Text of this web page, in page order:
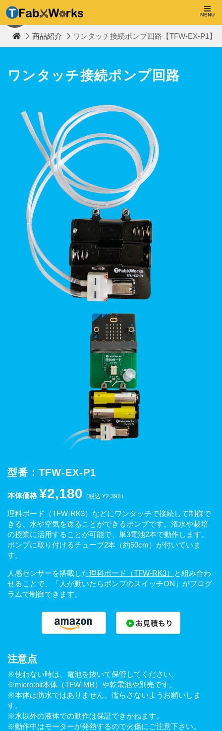
TOP
a
W
o
s
MENU
商品紹介 ワンタッチ接続ポンプ回路【TFW-EX-P1】
ワンタッチ接続ポンプ回路
型番：TFW-EX-P1
本体価格¥2,180 （税込 ¥2,398）
理科ボード（TFW-RK3）などにワンタッチで接続して制御で
きる、水や空気を送ることができるポンプです。潅水や栽培
の授業に活用することが可能で、単3電池2本で動作します。
ポンプに取り付けるチューブ2本（約50cm）が付いていま
す。
人感センサーを搭載した理科ボード（TFW-RK3）
と組み合わ
せることで、「人が動いたらポンプのスイッチON」がプログ
ラムで制御できます。
注意点
※使わない時は、電池を抜いて保管してください。
※micro:bit本体（TFW-MB） や乾電池や別売です。
※本体は防水ではありません。濡らさないようお願いしま
す。
※水以外の液体での動作は保証できかねます。
※動作中はモーターが発熱するので火傷にご注意下さい。